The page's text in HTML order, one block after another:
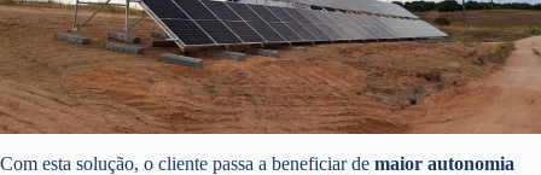
Com esta solução, o cliente passa a beneficiar de maior autonomia